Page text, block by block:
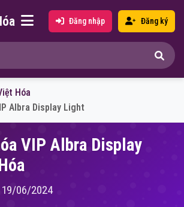
Đăng nhập Đăng ký
Hóa
Albra Display Light
VIP Albra Display
19/06/2024